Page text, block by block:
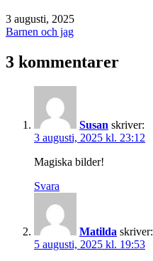
Publicerat
den
3 augusti, 2025
Kategoriserat
Barnen och jag
3 kommentarer
Susan skriver:
3 augusti, 2025 kl. 23:12
Magiska bilder!
Svara
Matilda skriver:
5 augusti, 2025 kl. 19:53